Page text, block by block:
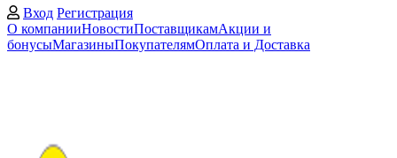
Вход Регистрация
О компанииНовостиПоставщикамАкции и
бонусыМагазиныПокупателямОплата и Доставка